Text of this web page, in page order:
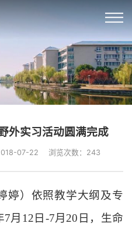
外实习活动圆满完成
07-22 浏览次数： 243
婷） 依照教学大纲及专
月12日-7月20日，生命